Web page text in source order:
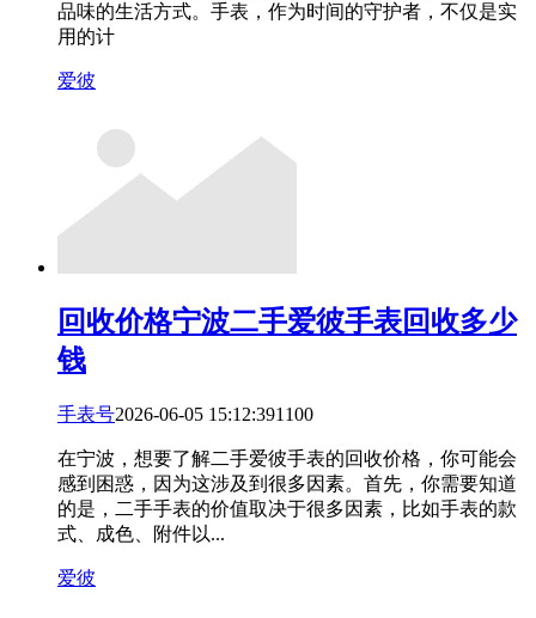
品味的生活方式。手表，作为时间的守护者，不仅是实
用的计
爱彼
回收价格宁波二手爱彼手表回收多少
钱
手表号2026-06-05 15:12:391100
在宁波，想要了解二手爱彼手表的回收价格，你可能会
感到困惑，因为这涉及到很多因素。首先，你需要知道
的是，二手手表的价值取决于很多因素，比如手表的款
式、成色、附件以...
爱彼